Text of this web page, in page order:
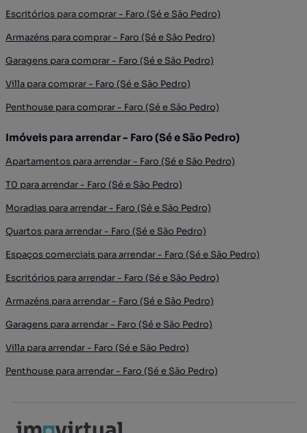
Escritórios para comprar - Faro (Sé e São Pedro)
Armazéns para comprar - Faro (Sé e São Pedro)
Garagens para comprar - Faro (Sé e São Pedro)
Villa para comprar - Faro (Sé e São Pedro)
Penthouse para comprar - Faro (Sé e São Pedro)
Imóveis para arrendar - Faro (Sé e São Pedro)
Apartamentos para arrendar - Faro (Sé e São Pedro)
T0 para arrendar - Faro (Sé e São Pedro)
Moradias para arrendar - Faro (Sé e São Pedro)
Quartos para arrendar - Faro (Sé e São Pedro)
Espaços comerciais para arrendar - Faro (Sé e São Pedro)
Escritórios para arrendar - Faro (Sé e São Pedro)
Armazéns para arrendar - Faro (Sé e São Pedro)
Garagens para arrendar - Faro (Sé e São Pedro)
Villa para arrendar - Faro (Sé e São Pedro)
Penthouse para arrendar - Faro (Sé e São Pedro)